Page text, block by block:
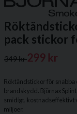
pack stickor
349 kr299 kr
Röktändstickor för
brandskydd. Björnax
smidigt, kostnadseffektivt
miljöer.